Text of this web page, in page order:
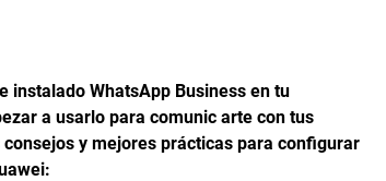
instalado WhatsApp Business en tu
a usarlo para comunic arte con tus
y mejores prácticas para configurar